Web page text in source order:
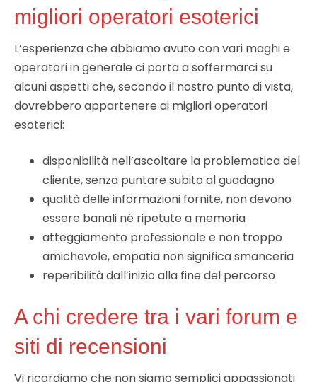
migliori operatori esoterici
L’esperienza che abbiamo avuto con vari maghi e
operatori in generale ci porta a soffermarci su
alcuni aspetti che, secondo il nostro punto di vista,
dovrebbero appartenere ai migliori operatori
esoterici:
disponibilità nell’ascoltare la problematica del
cliente, senza puntare subito al guadagno
qualità delle informazioni fornite, non devono
essere banali né ripetute a memoria
atteggiamento professionale e non troppo
amichevole, empatia non significa smanceria
reperibilità dall’inizio alla fine del percorso
A chi credere tra i vari forum e
siti di recensioni
Vi ricordiamo che non siamo semplici appassionati